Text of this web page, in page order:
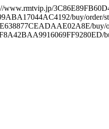
www.rmtvip.jp/
buy/order/
buy/